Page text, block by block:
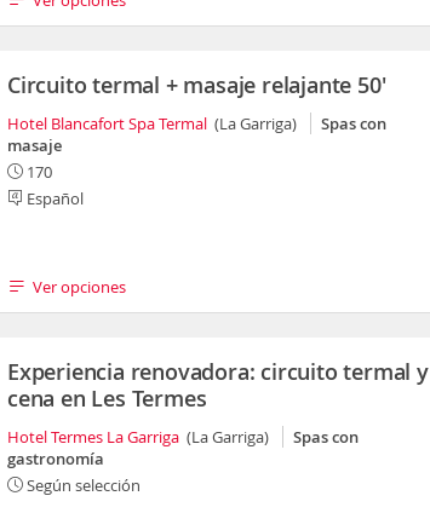
Circuito termal + masaje relajante 50'
Hotel Blancafort Spa Termal (La Garriga)
Spas con
masaje
170
Español
Ver opciones
Experiencia renovadora: circuito termal y
cena en Les Termes
Hotel Termes La Garriga (La Garriga)
Spas con
gastronomía
Según selección